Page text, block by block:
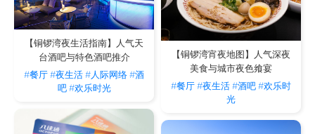
【铜锣湾宵夜地图】人气深夜
美食与城市夜色飨宴
#餐厅#夜生活#酒吧#欢乐时
光
【铜锣湾夜生活指南】人气天
台酒吧与特色酒吧推介
#餐厅#夜生活#人际网络#酒
吧 #欢乐时光